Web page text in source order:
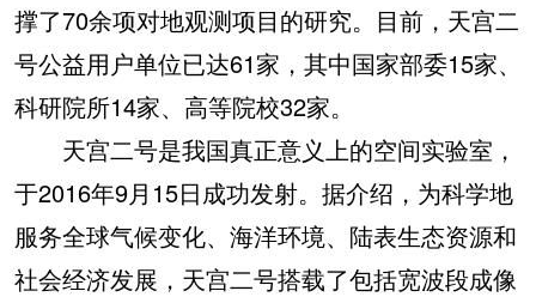
撑了70余项对地观测项目的研究。目前，天宫二
号公益用户单位已达61家，其中国家部委15家、
科研院所14家、高等院校32家。
天宫二号是我国真正意义上的空间实验室，
于2016年9月15日成功发射。据介绍，为科学地
服务全球气候变化、海洋环境、陆表生态资源和
社会经济发展，天宫二号搭载了包括宽波段成像